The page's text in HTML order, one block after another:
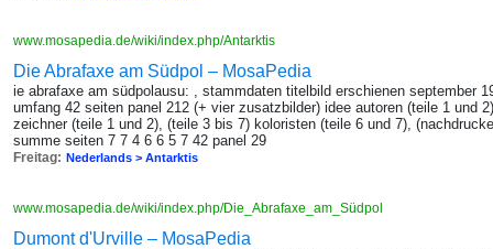
www.mosapedia.de/wiki/index.php/Antarktis
Die Abrafaxe am Südpol – MosaPedia
ie abrafaxe am südpolausu: , stammdaten titelbild erschienen september
umfang 42 seiten panel 212 (+ vier zusatzbilder) idee autoren (teile 1 und
zeichner (teile 1 und 2), (teile 3 bis 7) koloristen (teile 6 und 7),
summe seiten 7 7 4 6 6 5 7 42 panel 29
Freitag: Nederlands > Antarktis
www.mosapedia.de/wiki/index.php/Die_Abrafaxe_am_Südpol
Dumont d'Urville – MosaPedia